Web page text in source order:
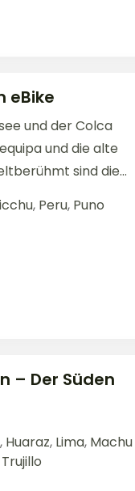
eBike
und der Colca
und die alte
sind die
, Peru, Puno
– Der Süden
, Huaraz, Lima, Machu
Trujillo